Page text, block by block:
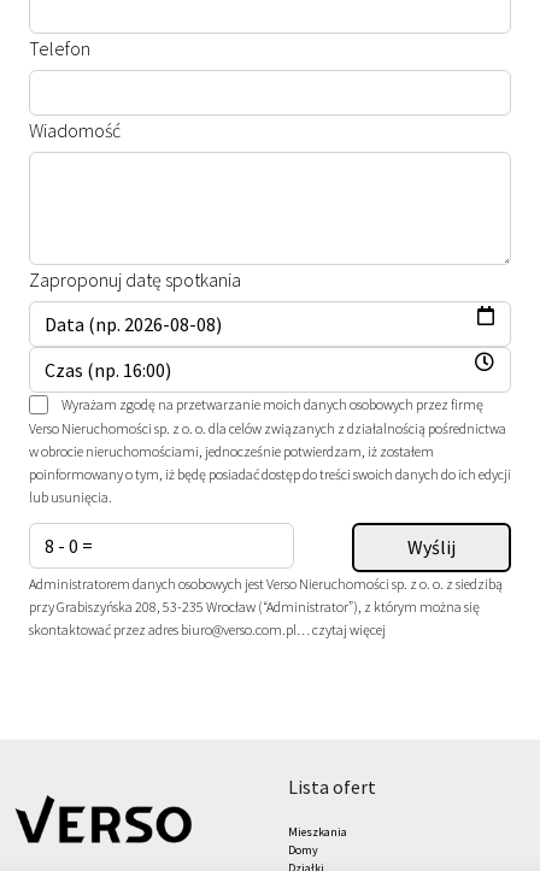
Telefon
Wiadomość
Zaproponuj datę spotkania
Wyrażam zgodę na przetwarzanie moich danych osobowych przez firmę
Verso Nieruchomości sp. z o. o. dla celów związanych z działalnością pośrednictwa
w obrocie nieruchomościami, jednocześnie potwierdzam, iż zostałem
poinformowany o tym, iż będę posiadać dostęp do treści swoich danych do ich edycji
lub usunięcia.
Administratorem danych osobowych jest Verso Nieruchomości sp. z o. o. z siedzibą
przy Grabiszyńska 208, 53-235 Wrocław (“Administrator”), z którym można się
skontaktować przez adres biuro@verso.com.pl…czytaj więcej
lista ofert
Mieszkania
Domy